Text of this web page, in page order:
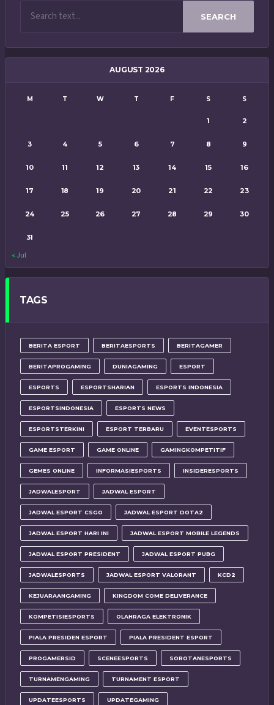
SEARCH
AUGUST 2026
M T W T F S S
1 2
3 4 5 6 7 8 9
10 11 12 13 14 15 16
17 18 19 20 21 22 23
24 25 26 27 28 29 30
31
« Jul
TAGS
BERITA ESPORT BERITAESPORTS BERITAGAMER
BERITAPROGAMING DUNIAGAMING ESPORT
ESPORTS ESPORTSHARIAN ESPORTS INDONESIA
ESPORTSINDONESIA ESPORTS NEWS
ESPORTSTERKINI ESPORT TERBARU EVENTESPORTS
GAME ESPORT GAME ONLINE GAMINGKOMPETITIF
GEMES ONLINE INFORMASIESPORTS INSIDERESPORTS
JADWALESPORT JADWAL ESPORT
JADWAL ESPORT CSGO JADWAL ESPORT DOTA2
JADWAL ESPORT HARI INI JADWAL ESPORT MOBILE LEGENDS
JADWAL ESPORT PRESIDENT JADWAL ESPORT PUBG
JADWALESPORTS JADWAL ESPORT VALORANT KCD2
KEJUARAANGAMING KINGDOM COME DELIVERANCE
KOMPETISIESPORTS OLAHRAGA ELEKTRONIK
PIALA PRESIDEN ESPORT PIALA PRESIDENT ESPORT
PROGAMERSID SCENEESPORTS SOROTANESPORTS
TURNAMENGAMING TURNAMENT ESPORT
UPDATEESPORTS UPDATEGAMING